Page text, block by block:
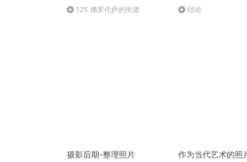
125.佛罗伦萨的街道 结论
摄影后期-整理照片 作为当代艺术的照